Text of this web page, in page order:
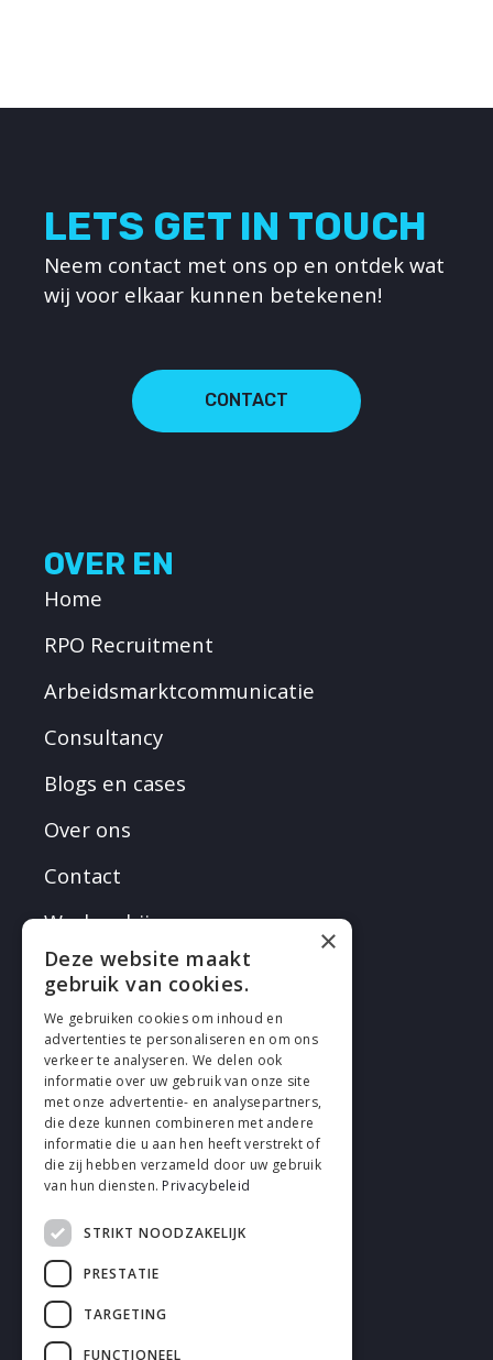
LETS GET IN TOUCH
Neem contact met ons op en ontdek wat
wij voor elkaar kunnen betekenen!
CONTACT
OVER EN
Home
RPO Recruitment
Arbeidsmarktcommunicatie
Consultancy
Blogs en cases
Over ons
Contact
Werken bij
VOLG EN
Cookies
Privacy
Disclaimer
×
Deze website maakt
gebruik van cookies.
We gebruiken cookies om inhoud en
advertenties te personaliseren en om ons
verkeer te analyseren. We delen ook
informatie over uw gebruik van onze site
met onze advertentie- en analysepartners,
die deze kunnen combineren met andere
informatie die u aan hen heeft verstrekt of
die zij hebben verzameld door uw gebruik
van hun diensten. Privacybeleid
STRIKT NOODZAKELIJK
PRESTATIE
TARGETING
FUNCTIONEEL